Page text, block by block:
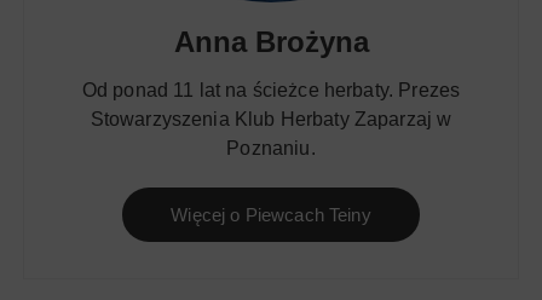
Anna Brożyna
Od ponad 11 lat na ścieżce herbaty. Prezes
Stowarzyszenia Klub Herbaty Zaparzaj w
Poznaniu.
Więcej o Piewcach Teiny